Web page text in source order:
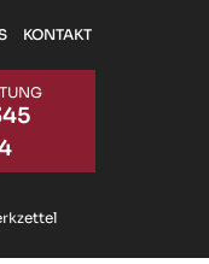
KONTAKT